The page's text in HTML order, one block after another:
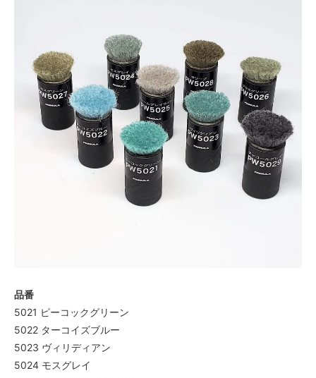
品番
5021 ピーコックグリーン
5022 ターコイズブルー
5023 ヴィリディアン
5024 モスグレイ